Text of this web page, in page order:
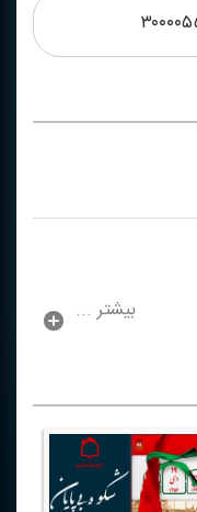
بیشتر ...